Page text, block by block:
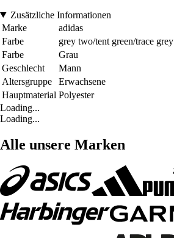
Zusätzliche Informationen
Marke
adidas
Farbe
grey two/tent green/trace grey
Farbe
Grau
Geschlecht
Mann
Altersgruppe
Erwachsene
Hauptmaterial Polyester
Loading...
Loading...
Alle unsere Marken